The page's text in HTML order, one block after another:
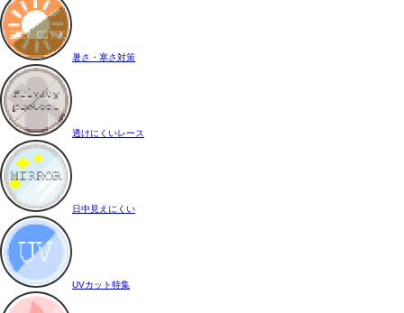
暑さ・寒さ対策
透けにくいレース
日中見えにくい
UVカット特集